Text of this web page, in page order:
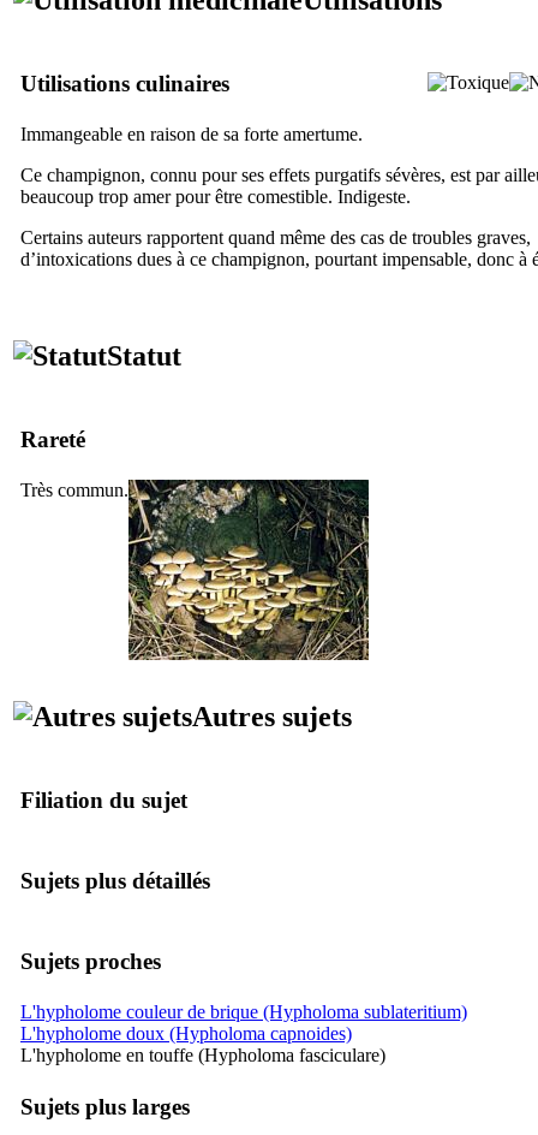
Utilisations culinaires
Immangeable en raison de sa forte amertume.
Ce champignon, connu pour ses effets purgatifs sévères, est par
beaucoup trop amer pour être comestible. Indigeste.
Certains auteurs rapportent quand même des cas de troubles graves,
d’intoxications dues à ce champignon, pourtant impensable, donc à
Statut
Rareté
Très commun.
Autres sujets
Filiation du sujet
Sujets plus détaillés
Sujets proches
L'hypholome couleur de brique (Hypholoma sublateritium)
L'hypholome doux (Hypholoma capnoides)
L'hypholome en touffe (Hypholoma fasciculare)
Sujets plus larges